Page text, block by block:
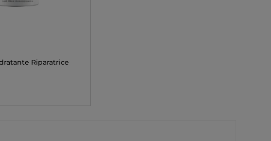
Riparatrice